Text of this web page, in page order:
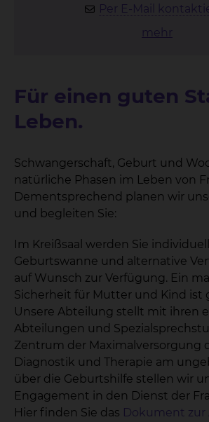
Per E-Mail
mehr
Für einen guten
Leben.
Schwangerschaft, Geburt und
natürliche Phasen im Leben von
Dementsprechend planen wir
und begleiten Sie:
Im Kreißsaal werden Sie
Geburtswanne und alternative
auf Wunsch zur Verfügung. Ein
Sicherheit für Mutter und Kind ist
Unsere Abteilung stellt mit ihren
Abteilungen und
Zentrum der Maximalversorgung
Diagnostik und Therapie am
über die Geburtshilfe stellen wir
Engagement in den Dienst der
Hier finden Sie das Dokument